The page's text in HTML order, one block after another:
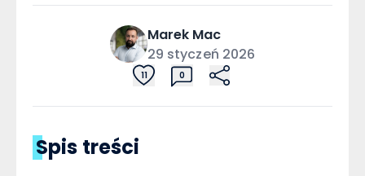
Marek Mac
29 styczeń 2026
11 0
Spis treści